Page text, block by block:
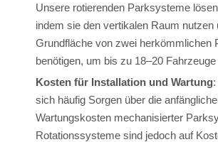
Unsere rotierenden Parksysteme
indem sie den vertikalen Raum nutzen
Grundfläche von zwei herkömmlichen
benötigen, um bis zu 18–20
Kosten für Installation und Wartung
sich häufig Sorgen über die
Wartungskosten mechanisierter
Rotationssysteme sind jedoch auf